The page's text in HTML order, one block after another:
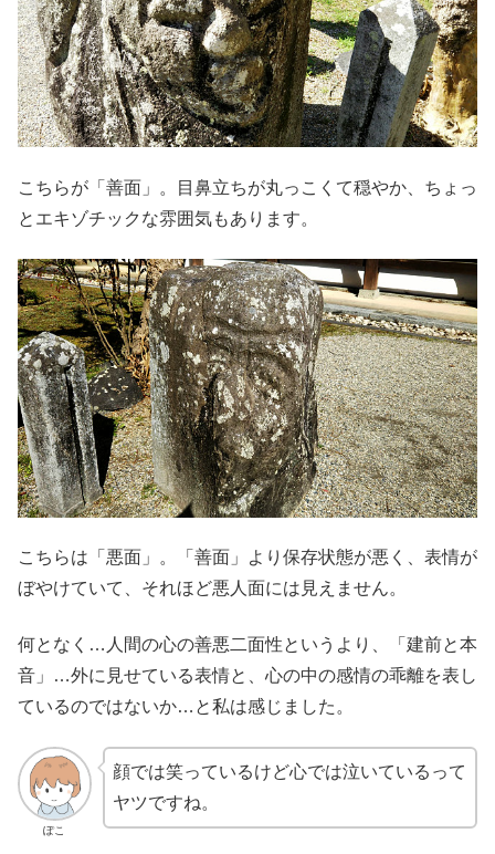
こちらが「善面」。目鼻立ちが丸っこくて穏やか、ちょっ
とエキゾチックな雰囲気もあります。
こちらは「悪面」。「善面」より保存状態が悪く、表情が
ぼやけていて、それほど悪人面には見えません。
何となく…人間の心の善悪二面性というより、「建前と本
音」…外に見せている表情と、心の中の感情の乖離を表し
ているのではないか…と私は感じました。
ぽこ
顔では笑っているけど心では泣いているって
ヤツですね。